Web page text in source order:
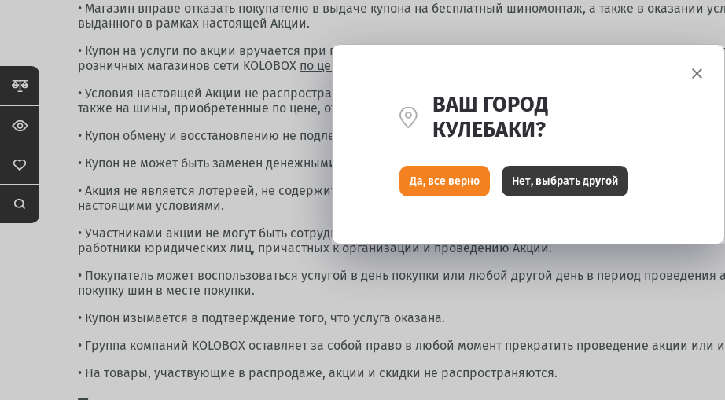
• Магазин вправе отказать покупателю в выдаче купона на бесплатный шиномонтаж, а также в оказании
выданного в рамках настоящей Акции.
• Купон на услуги по акции вручается при покупке комплекта (4 шт.) шин при условии совершения покупки
розничных магазинов сети KOLOBOX по цене розничного магазина или сайта www.kolobox.ru.
• Условия настоящей Акции не распространяются на шины, приобретенные в прочих интернет-магазинах
также на шины, приобретенные по цене, отличной от цены розничных магазинов сети KOLOBOX или сайта
• Купон обмену и восстановлению не подлежит;
• Купон не может быть заменен денежными средствами;
• Акция не является лотереей, не содержит элемент риска, не преследует цели получения прибыли либо
настоящими условиями.
• Участниками акции не могут быть сотрудники и представители Организатора, аффилированные с
работники юридических лиц, причастных к организации и проведению Акции.
• Покупатель может воспользоваться услугой в день покупки или любой другой день в период
покупку шин в месте покупки.
• Купон изымается в подтверждение того, что услуга оказана.
• Группа компаний KOLOBOX оставляет за собой право в любой момент прекратить проведение акции или
• На товары, участвующие в распродаже, акции и скидки не распространяются.
ВАШ ГОРОД
КУЛЕБАКИ?
Да, все верно Нет, выбрать другой